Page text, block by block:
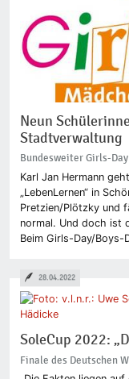
Neun
Stadtverwaltung
Bundesweiter Girls-
Karl Jan Hermann
„LebenLernen“ in
Pretzien/Plötzky und
normal. Und doch ist
Beim Girls-Day/Boys-
SoleCup 2022:
Finale des Deutschen
28.04.2022